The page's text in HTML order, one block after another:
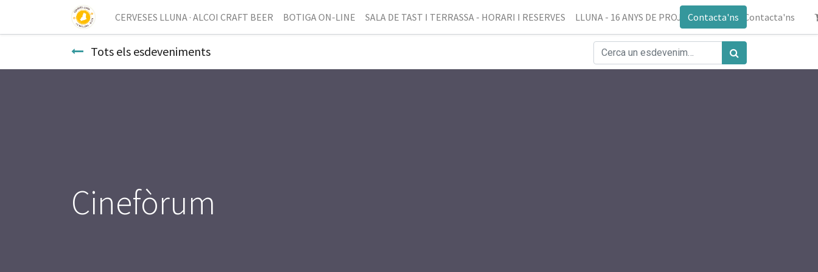
CERVESES LLUNA · ALCOI CRAFT BEER BOTIGA ON-LINE SALA DE TAST I TERRASSA - HORARI I RESERVES LLUNA - 16 ANYS DE PROJECTE Blog Contacta'ns
Contacta'ns
Tots els esdeveniments
Cinefòrum